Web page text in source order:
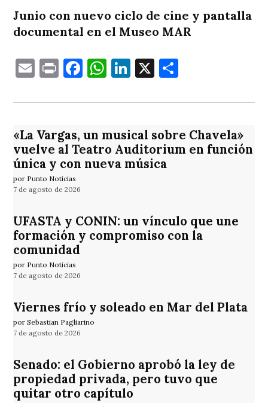
Junio con nuevo ciclo de cine y pantalla
documental en el Museo MAR
EmailPrintFacebook
WhatsApp
LinkedIn
X
«La Vargas, un musical sobre Chavela»
vuelve al Teatro Auditorium en función
única y con nueva música
por Punto Noticias
7 de agosto de 2026
UFASTA y CONIN: un vínculo que une
formación y compromiso con la
comunidad
por Punto Noticias
7 de agosto de 2026
Viernes frío y soleado en Mar del Plata
por Sebastian Pagliarino
7 de agosto de 2026
Senado: el Gobierno aprobó la ley de
propiedad privada, pero tuvo que
quitar otro capítulo